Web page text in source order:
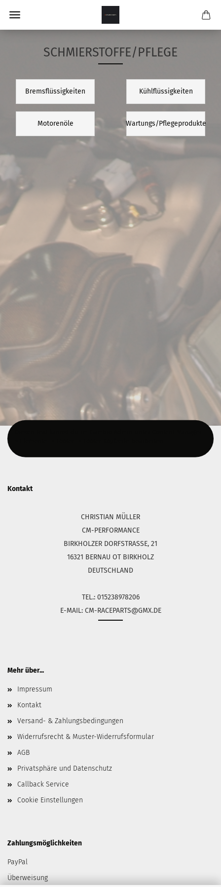
SCHMIERSTOFFE/PFLEGE
Bremsflüssigkeiten Kühlflüssigkeiten
Motorenöle Wartungs/Pflegeprodukte
Kontakt
CHRISTIAN MÜLLER
CM-PERFORMANCE
BIRKHOLZER DORFSTRASSE, 21
16321 BERNAU OT BIRKHOLZ
DEUTSCHLAND
TEL.: 015238978206
E-MAIL: CM-RACEPARTS@GMX.DE
Mehr über...
Impressum
Kontakt
Versand- & Zahlungsbedingungen
Widerrufsrecht & Muster-Widerrufsformular
AGB
Privatsphäre und Datenschutz
Callback Service
Cookie Einstellungen
Zahlungsmöglichkeiten
PayPal
Überweisung